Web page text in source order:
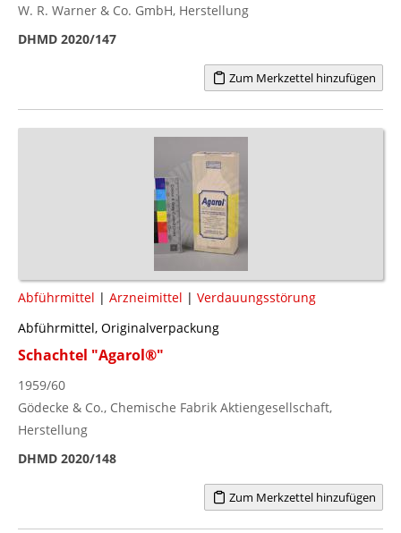
W. R. Warner & Co. GmbH, Herstellung
DHMD 2020/147
Zum Merkzettel hinzufügen
Abführmittel | Arzneimittel | Verdauungsstörung
Abführmittel, Originalverpackung
Schachtel "Agarol®"
1959/60
Gödecke & Co., Chemische Fabrik Aktiengesellschaft,
Herstellung
DHMD 2020/148
Zum Merkzettel hinzufügen